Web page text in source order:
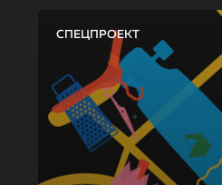
СПЕЦПРОЕКТ